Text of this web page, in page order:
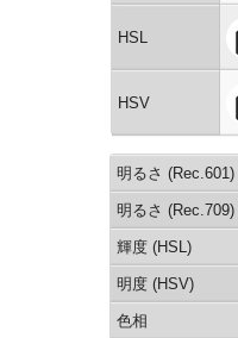
HSL
HSV
明るさ (Rec.601)
明るさ (Rec.709)
輝度 (HSL)
明度 (HSV)
色相